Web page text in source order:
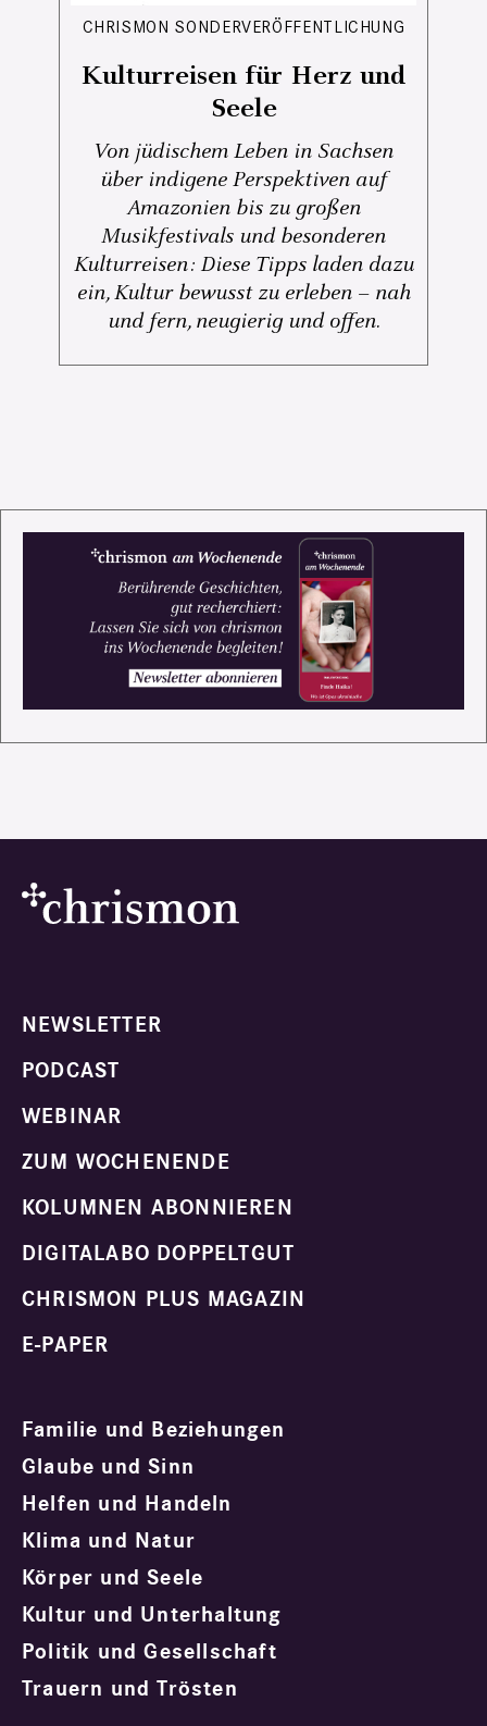
CHRISMON SONDERVERÖFFENTLICHUNG
Kulturreisen für Herz und
Seele
Von jüdischem Leben in Sachsen
über indigene Perspektiven auf
Amazonien bis zu großen
Musikfestivals und besonderen
Kulturreisen: Diese Tipps laden dazu
ein, Kultur bewusst zu erleben – nah
und fern, neugierig und offen.
NEWSLETTER
PODCAST
WEBINAR
ZUM WOCHENENDE
KOLUMNEN ABONNIEREN
DIGITALABO DOPPELTGUT
CHRISMON PLUS MAGAZIN
E-PAPER
Familie und Beziehungen
Glaube und Sinn
Helfen und Handeln
Klima und Natur
Körper und Seele
Kultur und Unterhaltung
Politik und Gesellschaft
Trauern und Trösten